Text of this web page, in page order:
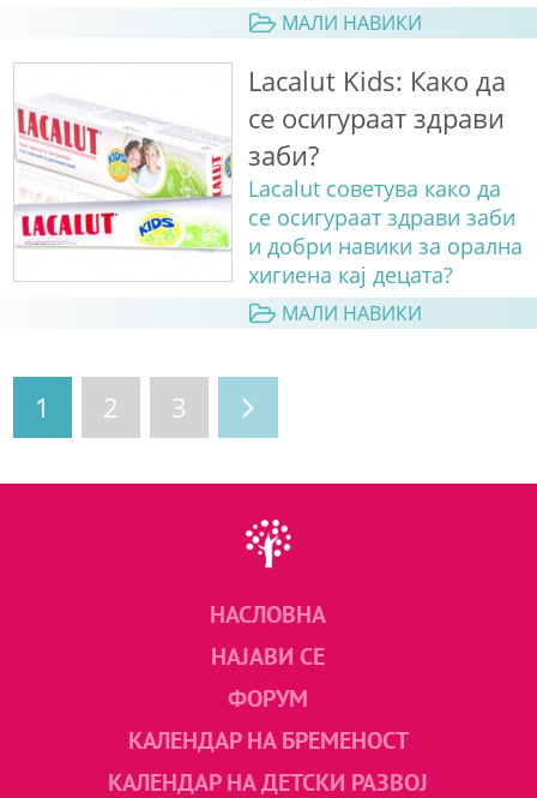
МАЛИ НАВИКИ
Lacalut Kids: Како да
се осигураат здрави
заби?
Lacalut советува како да
се осигураат здрави заби
и добри навики за орална
хигиена кај децата?
МАЛИ НАВИКИ
1 2 3
НАСЛОВНА
НАЈАВИ СЕ
ФОРУМ
КАЛЕНДАР НА БРЕМЕНОСТ
КАЛЕНДАР НА ДЕТСКИ РАЗВОЈ